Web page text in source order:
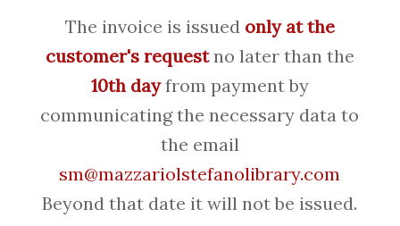
The invoice is issued only at the
customer's requestno later than the
10th dayfrom payment by
communicating the necessary data to
the email
sm@mazzariolstefanolibrary.com
Beyond that date it will not be issued.